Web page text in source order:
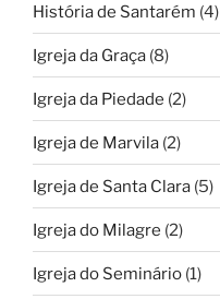
História de Santarém (4)
Igreja da Graça (8)
Igreja da Piedade (2)
Igreja de Marvila (2)
Igreja de Santa Clara (5)
Igreja do Milagre (2)
Igreja do Seminário (1)